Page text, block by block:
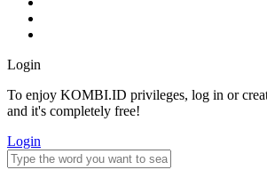
Login
To enjoy KOMBI.ID privileges, log in or
and it's completely free!
Login